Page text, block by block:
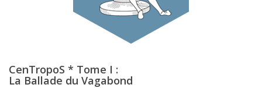
CenTropoS * Tome I :
La Ballade du Vagabond